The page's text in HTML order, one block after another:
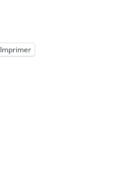
Imprimer